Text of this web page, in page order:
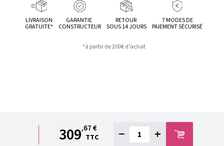
LIVRAISON
GRATUITE*
GARANTIE
CONSTRUCTEUR
RETOUR
SOUS 14 JOURS
7 MODES DE
PAIEMENT SÉCURISÉ
*à partir de 200€ d’achat
309,67 €
TTC
− +